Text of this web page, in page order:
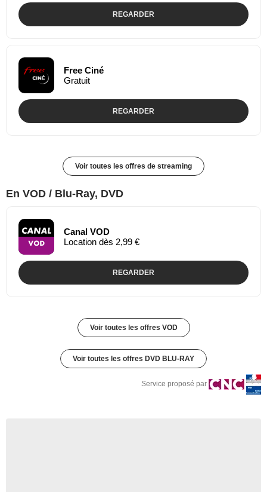
REGARDER
Free Ciné
Gratuit
REGARDER
Voir toutes les offres de streaming
En VOD / Blu-Ray, DVD
Canal VOD
Location dès 2,99 €
REGARDER
Voir toutes les offres VOD
Voir toutes les offres DVD BLU-RAY
Service proposé par